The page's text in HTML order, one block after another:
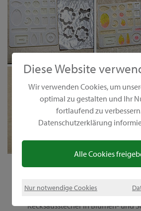
Diese Website
Wir verwenden Cookies, um
optimal zu gestalten und Ihr
fortlaufend zu
Datenschutzerklärung
Alle Cookies
Nur notwendige Cookies
Für das farbenfrohe Mobile die
Neben der EasyMold ein Stück
Kecksausstecher in Blumen- und